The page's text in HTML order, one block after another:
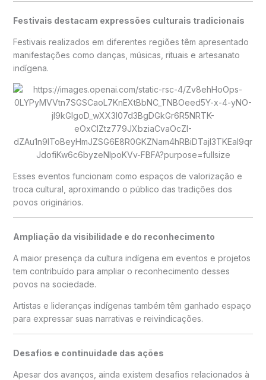
Festivais destacam expressões culturais tradicionais
Festivais realizados em diferentes regiões têm apresentado
manifestações como danças, músicas, rituais e artesanato
indígena.
Esses eventos funcionam como espaços de valorização e
troca cultural, aproximando o público das tradições dos
povos originários.
Ampliação da visibilidade e do reconhecimento
A maior presença da cultura indígena em eventos e projetos
tem contribuído para ampliar o reconhecimento desses
povos na sociedade.
Artistas e lideranças indígenas também têm ganhado espaço
para expressar suas narrativas e reivindicações.
Desafios e continuidade das ações
Apesar dos avanços, ainda existem desafios relacionados à